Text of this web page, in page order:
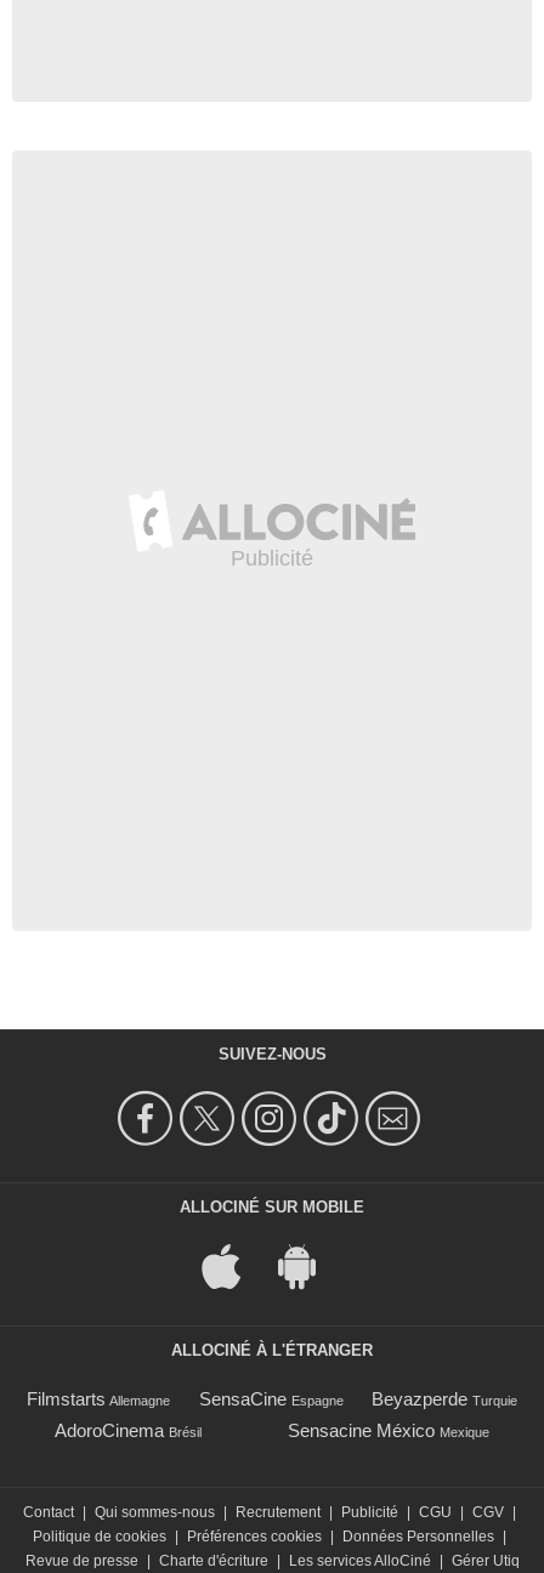
SUIVEZ-NOUS
ALLOCINÉ SUR MOBILE
ALLOCINÉ À L'ÉTRANGER
Filmstarts Allemagne SensaCine Espagne Beyazperde Turquie
AdoroCinema Brésil Sensacine México Mexique
Contact Qui sommes-nous Recrutement Publicité CGU CGV
Politique de cookies
Préférences cookies Données Personnelles
Revue de presse
Charte d'écriture Les services AlloCiné Gérer Utiq